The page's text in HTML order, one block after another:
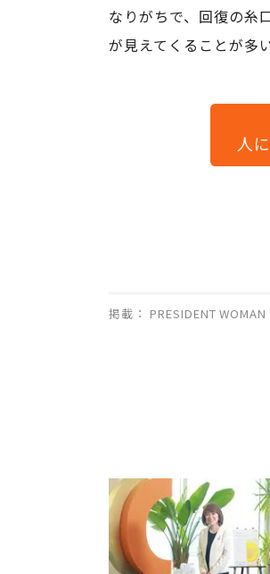
なりがちで、回復の糸
が見えてくることが多
人
掲載： PRESIDENT